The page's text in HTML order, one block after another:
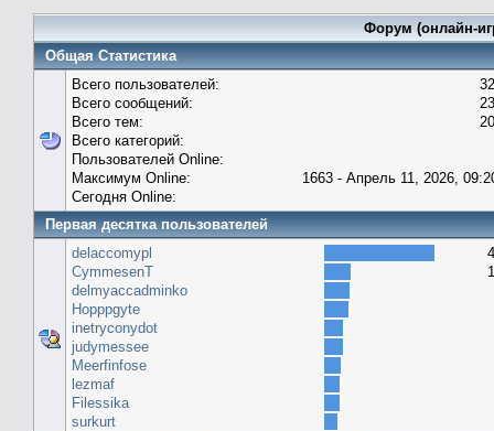
Форум (онлайн-
Общая Статистика
Всего пользователей:
Всего сообщений:
Всего тем:
Всего категорий:
Пользователей Online:
Максимум Online:
1663 - Апрель 11, 2026,
Сегодня Online:
Первая десятка пользователей
delaccomypl
CymmesenT
delmyaccadminko
Hopppgyte
inetryconydot
judymessee
Meerfinfose
lezmaf
Filessika
surkurt